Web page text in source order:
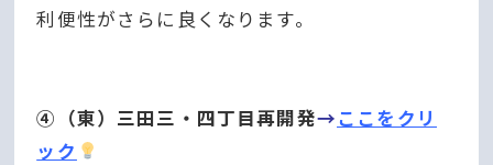
利便性がさらに良くなります。
④（東）三田三・四丁目再開発→ここをクリ
ック